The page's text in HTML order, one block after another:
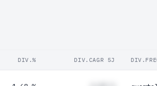
DIV.% DIV.CAGR 5J